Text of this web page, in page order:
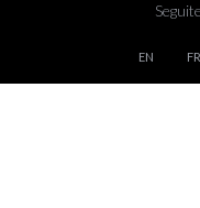
EN FR